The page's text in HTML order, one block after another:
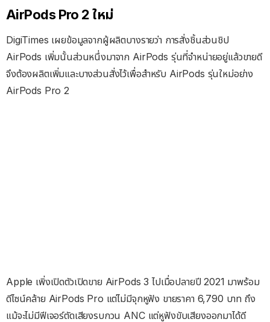
AirPods Pro 2 ใหม่
DigiTimes เผยข้อมูลจากผู้ผลิตบางรายว่า การสั่งชิ้นส่วนชิป
AirPods เพิ่มนั้นส่วนหนึ่งมาจาก AirPods รุ่นที่จำหน่ายอยู่แล้วขายดี
จึงต้องผลิตเพิ่มและบางส่วนสั่งไว้เพื่อสำหรับ AirPods รุ่นใหม่อย่าง
AirPods Pro 2
Apple เพิ่งเปิดตัวเปิดขาย AirPods 3 ไปเมื่อปลายปี 2021 มาพร้อม
ดีไซน์คล้าย AirPods Pro แต่ไม่มีจุกหูฟัง ขายราคา 6,790 บาท ถึง
แม้จะไม่มีฟีเจอร์ตัดเสียงรบกวน ANC แต่หูฟังขับเสียงออกมาได้ดี